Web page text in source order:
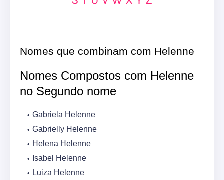
Nomes que combinam com Helenne
Nomes Compostos com Helenne
no Segundo nome
Gabriela Helenne
Gabrielly Helenne
Helena Helenne
Isabel Helenne
Luiza Helenne